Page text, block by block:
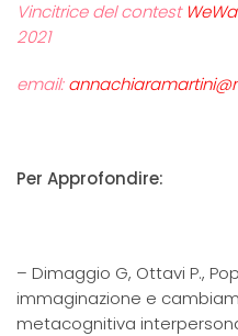
Vincitrice del contest
2021
email:
Per Approfondire:
– Dimaggio G, Ottavi P.,
immaginazione e
metacognitiva